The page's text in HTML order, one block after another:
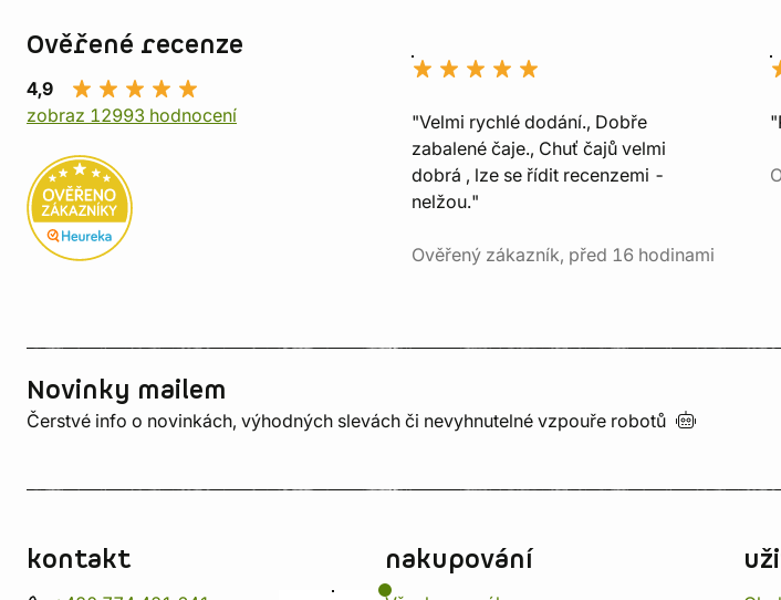
Ověřené recenze
4,9
zobraz 12993 hodnocení
"Velmi rychlé dodání., Dobře
zabalené čaje., Chuť čajů velmi
dobrá , lze se řídit recenzemi -
nelžou."
Ověřený zákazník, před 16 hodinami
Novinky mailem
Čerstvé info o novinkách, výhodných slevách či nevyhnutelné vzpouře robotů
kontakt nakupování